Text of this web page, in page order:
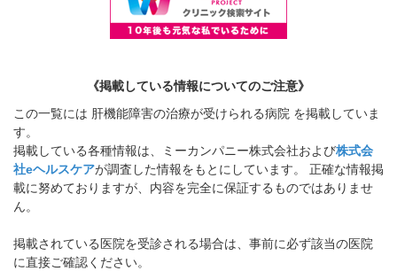
《掲載している情報についてのご注意》
この一覧には 肝機能障害の治療が受けられる病院 を掲載していま
す。
掲載している各種情報は、ミーカンパニー株式会社および株式会
社eヘルスケアが調査した情報をもとにしています。 正確な情報掲
載に努めておりますが、内容を完全に保証するものではありませ
ん。
掲載されている医院を受診される場合は、事前に必ず該当の医院
に直接ご確認ください。